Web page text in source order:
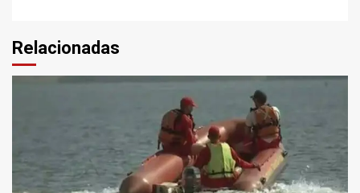
Relacionadas